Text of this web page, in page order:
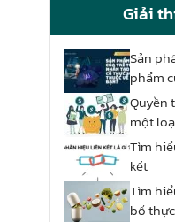
Giải
Sản
phẩm
sự
Quyền
một
Tìm
kết
Tìm
bố